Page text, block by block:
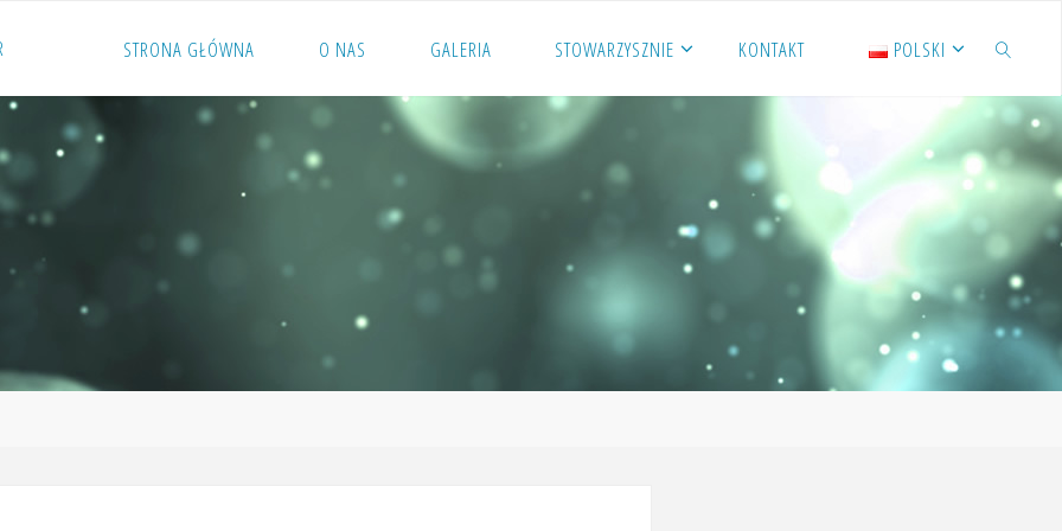
STRONA GŁÓWNA O NAS GALERIA STOWARZYSZNIE KONTAKT POLSKI
SZUKAJ